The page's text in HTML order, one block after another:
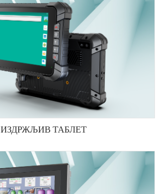
ИЗДРЖЉИВ ТАБЛЕТ